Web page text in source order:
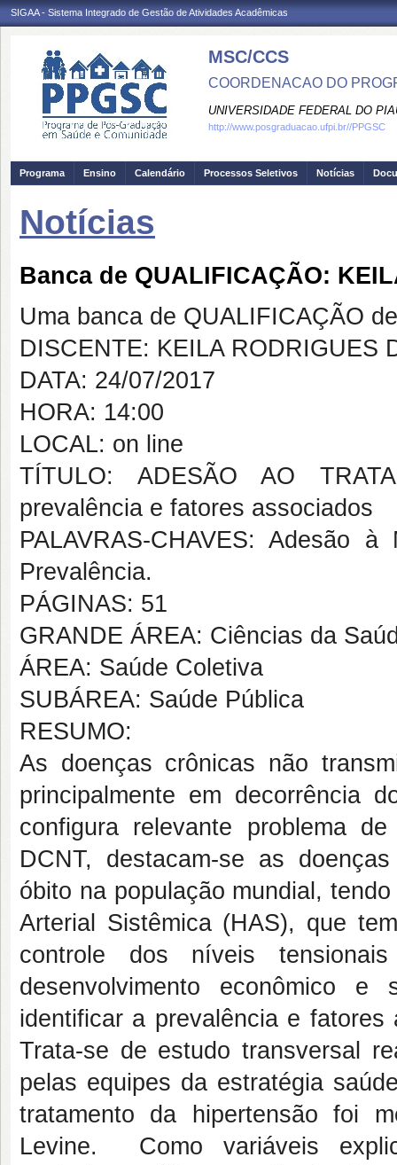
SIGAA - Sistema Integrado de Gestão de Atividades Acadêmicas
MSC/CCS
COORDENACAO DO
UNIVERSIDADE FEDERAL DO
http://www.posgraduacao.ufpi.br//PPGSC
Programa Ensino Calendário Processos Seletivos Notícias
Notícias
Banca de QUALIFICAÇÃO:
Uma banca de QUALIFICAÇÃO
DISCENTE: KEILA RODRIGUES
DATA: 24/07/2017
HORA: 14:00
LOCAL: on line
TÍTULO: ADESÃO AO
prevalência e fatores associados
PALAVRAS-CHAVES: Adesão
Prevalência.
PÁGINAS: 51
GRANDE ÁREA: Ciências da
ÁREA: Saúde Coletiva
SUBÁREA: Saúde Pública
RESUMO:
As doenças crônicas não
principalmente em decorrência
configura relevante problema
DCNT, destacam-se as
óbito na população mundial,
Arterial Sistêmica (HAS), que
controle dos níveis
desenvolvimento econômico
identificar a prevalência e
Trata-se de estudo transversal
pelas equipes da estratégia
tratamento da hipertensão foi
Levine. Como variáveis